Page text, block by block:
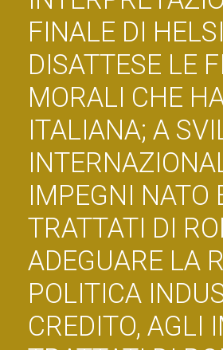
FINALE DI
DISATTESE LE
MORALI CHE
ITALIANA; A
IMPEGNI NATO
TRATTATI DI
ADEGUARE LA
POLITICA
CREDITO, AGLI